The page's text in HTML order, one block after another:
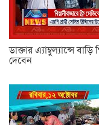
ডাক্তার এ্যাম্বুল্যান্সে
দেবেন